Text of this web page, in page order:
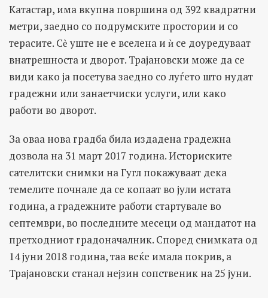
Катастар, има вкупна површина од 392 квадратни
метри, заедно со подрумските простории и со
терасите. Сѐ уште не е вселена и ѝ се доуредуваат
внатрешноста и дворот. Трајановски може да се
види како ја посетува заедно со луѓето што нудат
градежни или занаетчиски услуги, или како
работи во дворот.
За оваа нова градба била издадена градежна
дозвола на 31 март 2017 година. Историските
сателитски снимки на Гугл покажуваат дека
темелите почнале да се копаат во јули истата
година, а градежните работи стартувале во
септември, во последните месеци од мандатот на
претходниот градоначалник. Според снимката од
14 јуни 2018 година, таа веќе имала покрив, а
Трајановски станал нејзин сопственик на 25 јуни.